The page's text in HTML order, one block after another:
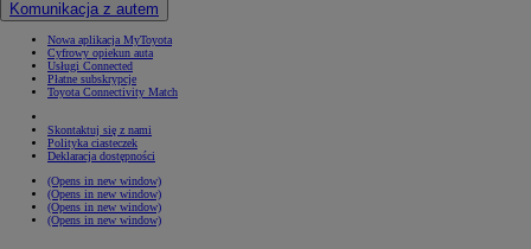
Komunikacja z autem
Nowa aplikacja MyToyota
Cyfrowy opiekun auta
Usługi Connected
Płatne subskrypcje
Toyota Connectivity Match
Skontaktuj się z nami
Polityka ciasteczek
Deklaracja dostępności
(Opens in new window)
(Opens in new window)
(Opens in new window)
(Opens in new window)